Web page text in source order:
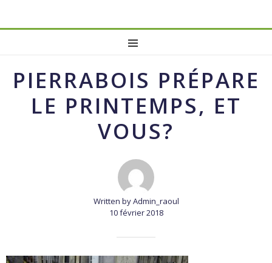
PIERRABOIS PRÉPARE
LE PRINTEMPS, ET
VOUS?
Written by Admin_raoul
10 février 2018
navigation